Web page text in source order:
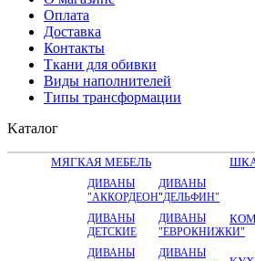
Оплата
Доставка
Контакты
Ткани для обивки
Виды наполнителей
Типы трансформации
Kаталог
МЯГКАЯ МЕБЕЛЬ
ДИВАНЫ
"АККОРДЕОН"
ДИВАНЫ
"ДЕЛЬФИН"
ДИВАНЫ
ДЕТСКИЕ
ДИВАНЫ
"ЕВРОКНИЖКИ"
ДИВАНЫ
ДИВАНЫ